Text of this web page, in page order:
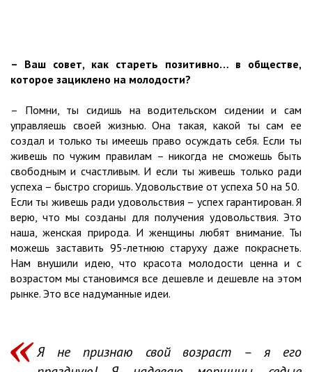
– Ваш совет, как стареть позитивно… в обществе,
которое зациклено на молодости?
– Помни, ты сидишь на водительском сидении и сам
управляешь своей жизнью. Она такая, какой ты сам ее
создал и только ты имеешь право осуждать себя. Если ты
живешь по чужим правилам – никогда не сможешь быть
свободным и счастливым. И если ты живешь только ради
успеха – быстро сгоришь. Удовольствие от успеха 50 на 50.
Если ты живешь ради удовольствия – успех гарантирован. Я
верю, что мы созданы для получения удовольствия. Это
наша, женская природа. И женщины любят внимание. Ты
можешь заставить 95-летнюю старуху даже покраснеть.
Нам внушили идею, что красота молодости ценна и с
возрастом мы становимся все дешевле и дешевле на этом
рынке. Это все надуманные идеи.
Я не признаю свой возраст – я его